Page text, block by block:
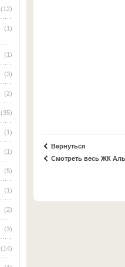
(12)
(1)
(1)
(3)
(2)
(35)
(1)
(1)
(5)
(1)
(2)
(3)
(14)
Вернуться
Смотреть весь ЖК